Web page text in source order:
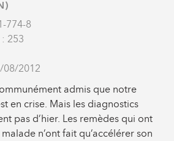
774-8
253
08/2012
admis que notre
en crise. Mais les diagnostics
pas d’hier. Les remèdes qui ont
n’ont fait qu’accélérer son